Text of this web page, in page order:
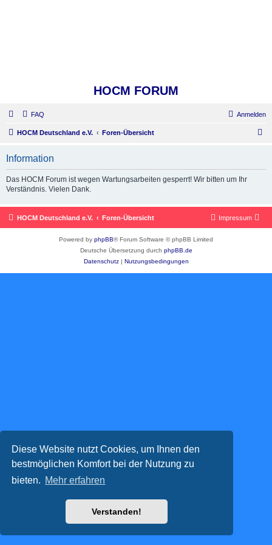
Diese Website nutzt Cookies, um Ihnen den
bestmöglichen Komfort bei der Nutzung zu
bieten. Mehr erfahren
Verstanden!
HOCM FORUM
FAQ Anmelden
HOCM Deutschland e.V. Foren-Übersicht
Information
Das HOCM Forum ist wegen Wartungsarbeiten gesperrt! Wir bitten um Ihr
Verständnis. Vielen Dank.
HOCM Deutschland e.V. Foren-Übersicht Impressum
Powered by phpBB® Forum Software © phpBB Limited
Deutsche Übersetzung durch phpBB.de
Datenschutz| Nutzungsbedingungen